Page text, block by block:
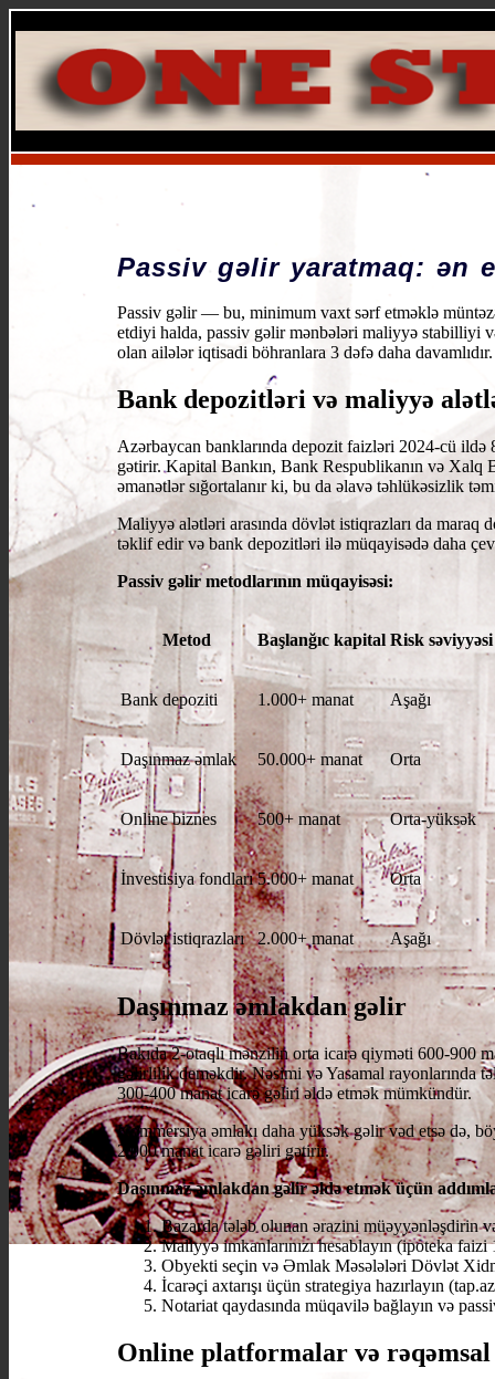
Passiv gəlir yaratmaq: ən
Passiv gəlir — bu, minimum vaxt sərf etməklə
etdiyi halda, passiv gəlir mənbələri maliyyə stabilliyi
olan ailələr iqtisadi böhranlara 3 dəfə daha
Bank depozitləri və maliyyə
Azərbaycan banklarında depozit faizləri 2024-cü
gətirir. Kapital Bankın, Bank Respublikanın və Xalq
əmanətlər sığortalanır ki, bu da əlavə təhlükəsizlik
Maliyyə alətləri arasında dövlət istiqrazları da
təklif edir və bank depozitləri ilə müqayisədə daha
Passiv gəlir metodlarının müqayisəsi:
Metod Başlanğıc kapital Risk səviyyəsi
Bank depoziti 1.000+ manat Aşağı
Daşınmaz əmlak 50.000+ manat Orta
Online biznes 500+ manat Orta-yüksək
İnvestisiya fondları 5.000+ manat Orta
Dövlət istiqrazları 2.000+ manat Aşağı
Daşınmaz əmlakdan gəlir
Bakıda 2-otaqlı mənzilin orta icarə qiyməti 600-900
gəlirlilik deməkdir. Nəsimi və Yasamal rayonlarında
300-400 manat icarə gəliri əldə etmək mümkündür.
Kommersiya əmlakı daha yüksək gəlir vəd etsə də,
2.000 manat icarə gəliri gətirir.
Daşınmaz əmlakdan gəlir əldə etmək üçün
Bazarda tələb olunan ərazini müəyyənləşdirin
Maliyyə imkanlarınızı hesablayın (ipoteka
Obyekti seçin və Əmlak Məsələləri Dövlət
İcarəçi axtarışı üçün strategiya hazırlayın
Notariat qaydasında müqavilə bağlayın və
Online platformalar və rəqəmsal